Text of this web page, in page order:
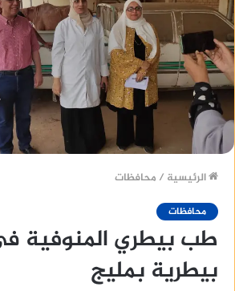
الرئيسية / محافظات
محافظات
طب بيطري المنوفية
بيطرية بمليج